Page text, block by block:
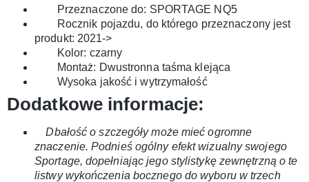
Przeznaczone do: SPORTAGE NQ5
Rocznik pojazdu, do którego przeznaczony jest
produkt: 2021->
Kolor: czarny
Montaż: Dwustronna taśma klejąca
Wysoka jakość i wytrzymałość
Dodatkowe informacje:
Dbałość o szczegóły może mieć ogromne
znaczenie. Podnieś ogólny efekt wizualny swojego
Sportage, dopełniając jego stylistykę zewnętrzną o te
listwy wykończenia bocznego do wyboru w trzech